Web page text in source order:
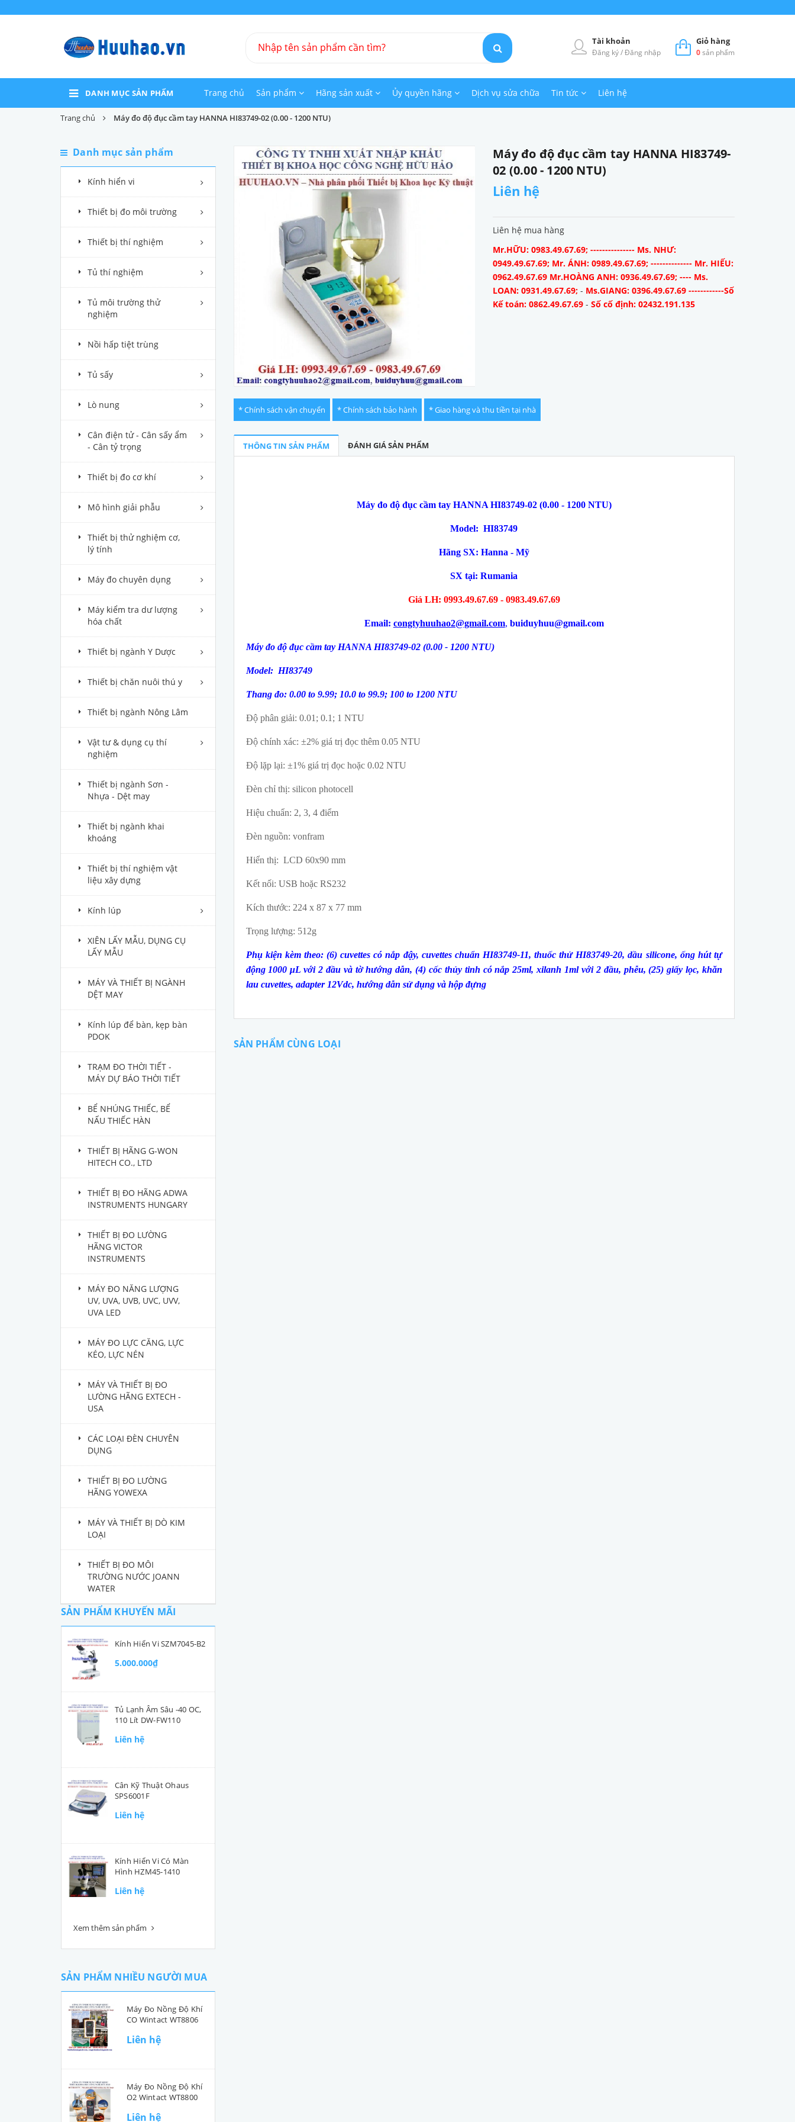
Giỏ hàng
0sản phẩm
Tài khoản
Đăng ký/Đăng nhập
DANH MỤC SẢN PHẨM Trang chủ Sản phẩm Hãng sản xuất Ủy quyền hãng Dịch vụ sửa chữa Tin tức Liên hệ
Trang chủ Máy đo độ đục cầm tay HANNA HI83749-02 (0.00 - 1200 NTU)
Danh mục sản phẩm
Kính hiển vi
Thiết bị đo môi trường
Thiết bị thí nghiệm
Tủ thí nghiệm
Tủ môi trường thử
nghiệm
Nồi hấp tiệt trùng
Tủ sấy
Lò nung
Cân điện tử - Cân sấy ẩm
- Cân tỷ trọng
Thiết bị đo cơ khí
Mô hình giải phẫu
Thiết bị thử nghiệm cơ,
lý tính
Máy đo chuyên dụng
Máy kiểm tra dư lượng
hóa chất
Thiết bị ngành Y Dược
Thiết bị chăn nuôi thú y
Thiết bị ngành Nông Lâm
Vật tư & dụng cụ thí
nghiệm
Thiết bị ngành Sơn -
Nhựa - Dệt may
Thiết bị ngành khai
khoáng
Thiết bị thí nghiệm vật
liệu xây dựng
Kính lúp
XIÊN LẤY MẪU, DỤNG CỤ
LẤY MẪU
MÁY VÀ THIẾT BỊ NGÀNH
DỆT MAY
Kính lúp để bàn, kẹp bàn
PDOK
TRẠM ĐO THỜI TIẾT -
MÁY DỰ BÁO THỜI TIẾT
BỂ NHÚNG THIẾC, BỂ
NẤU THIẾC HÀN
THIẾT BỊ HÃNG G-WON
HITECH CO., LTD
THIẾT BỊ ĐO HÃNG ADWA
INSTRUMENTS HUNGARY
THIẾT BỊ ĐO LƯỜNG
HÃNG VICTOR
INSTRUMENTS
MÁY ĐO NĂNG LƯỢNG
UV, UVA, UVB, UVC, UVV,
UVA LED
MÁY ĐO LỰC CĂNG, LỰC
KÉO, LỰC NÉN
MÁY VÀ THIẾT BỊ ĐO
LƯỜNG HÃNG EXTECH -
USA
CÁC LOẠI ĐÈN CHUYÊN
DỤNG
THIẾT BỊ ĐO LƯỜNG
HÃNG YOWEXA
MÁY VÀ THIẾT BỊ DÒ KIM
LOẠI
THIẾT BỊ ĐO MÔI
TRƯỜNG NƯỚC JOANN
WATER
SẢN PHẨM KHUYẾN MÃI
Kính Hiển Vi SZM7045-B2
5.000.000₫
Tủ Lạnh Âm Sâu -40 OC,
110 Lít DW-FW110
Liên hệ
Cân Kỹ Thuật Ohaus
SPS6001F
Liên hệ
Kính Hiển Vi Có Màn
Hình HZM45-1410
Liên hệ
Xem thêm sản phẩm
SẢN PHẨM NHIỀU NGƯỜI MUA
Máy Đo Nồng Độ Khí
CO Wintact WT8806
Liên hệ
Máy Đo Nồng Độ Khí
O2 Wintact WT8800
Liên hệ
Máy đo độ đục cầm tay HANNA HI83749-
02 (0.00 - 1200 NTU)
Liên hệ
Liên hệ mua hàng
Mr.HỮU: 0983.49.67.69; --------------- Ms. NHƯ:
0949.49.67.69; Mr. ÁNH: 0989.49.67.69; -------------- Mr. HIẾU:
0962.49.67.69 Mr.HOÀNG ANH: 0936.49.67.69; ---- Ms.
LOAN: 0931.49.67.69; - Ms.GIANG: 0396.49.67.69 ------------Số
Kế toán: 0862.49.67.69 -Số cố định: 02432.191.135
* Chính sách vận chuyển * Chính sách bảo hành * Giao hàng và thu tiền tại nhà
THÔNG TIN SẢN PHẨM ĐÁNH GIÁ SẢN PHẨM
Máy đo độ đục cầm tay HANNA HI83749-02 (0.00 - 1200 NTU)
Model: HI83749
Hãng SX: Hanna - Mỹ
SX tại:Rumania
Giá LH: 0993.49.67.69 - 0983.49.67.69
Email: congtyhuuhao2@gmail.com, buiduyhuu@gmail.com
Máy đo độ đục cầm tay HANNA HI83749-02 (0.00 - 1200 NTU)
Model: HI83749
Thang đo: 0.00 to 9.99; 10.0 to 99.9; 100 to 1200 NTU
Độ phân giải: 0.01; 0.1; 1 NTU
Độ chính xác: ±2% giá trị đọc thêm 0.05 NTU
Độ lặp lại: ±1% giá trị đọc hoặc 0.02 NTU
Đèn chỉ thị: silicon photocell
Hiệu chuẩn: 2, 3, 4 điểm
Đèn nguồn: vonfram
Hiển thị: LCD 60x90 mm
Kết nối: USB hoặc RS232
Kích thước: 224 x 87 x 77 mm
Trọng lượng: 512g
Phụ kiện kèm theo: (6) cuvettes có nắp đậy, cuvettes chuẩn HI83749-11, thuốc thử HI83749-20, dầu silicone, ống hút tự
động 1000 μL với 2 đầu và tờ hướng dẫn, (4) cốc thủy tinh có nắp 25ml, xilanh 1ml với 2 đầu, phễu, (25) giấy lọc, khăn
lau cuvettes, adapter 12Vdc, hướng dẫn sử dụng và hộp đựng
SẢN PHẨM CÙNG LOẠI